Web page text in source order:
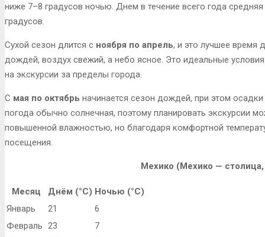
ниже 7–8 градусов ночью. Днем в течение всего года
градусов.
Сухой сезон длится с ноября по апрель, и это лучшее время
дождей, воздух свежий, а небо ясное. Это идеальные
на экскурсии за пределы города.
С мая по октябрь начинается сезон дождей, при этом
погода обычно солнечная, поэтому планировать экскурсии
повышенной влажностью, но благодаря комфортной
посещения.
Мехико (Мехико —
Месяц Днём (°C) Ночью (°C)
Январь
21
6
Февраль 23
7